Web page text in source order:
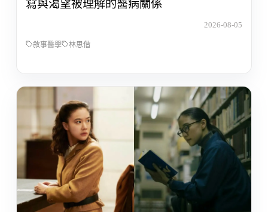
寫與渴望被理解的醫病關係
2026-08-05
敘事醫學 林思偕